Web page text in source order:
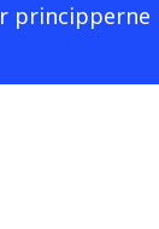
principperne